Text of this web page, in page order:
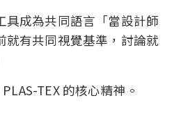
具成為共同語言「當設計師
就有共同視覺基準，討論就
TEX 的核心精神。